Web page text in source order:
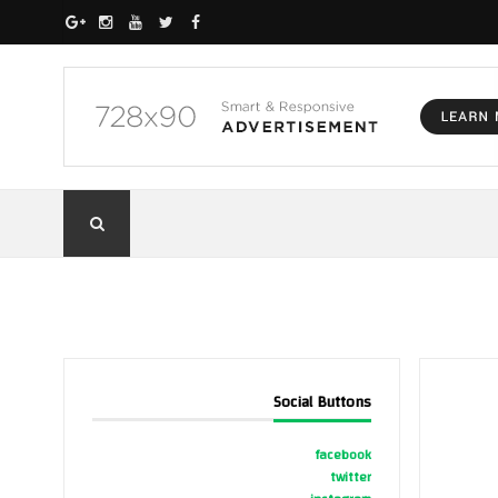
Social Buttons
facebook
twitter